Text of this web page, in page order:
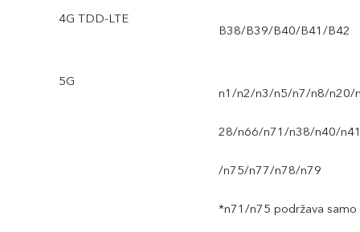
4G TDD-LTE
B38/B39/B40/B41/B42
5G
n1/n2/n3/n5/n7/n8/n20/
28/n66/n71/n38/n40/
/n75/n77/n78/n79
*n71/n75 podržava samo